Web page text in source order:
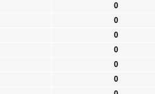
0
0
0
0
0
0